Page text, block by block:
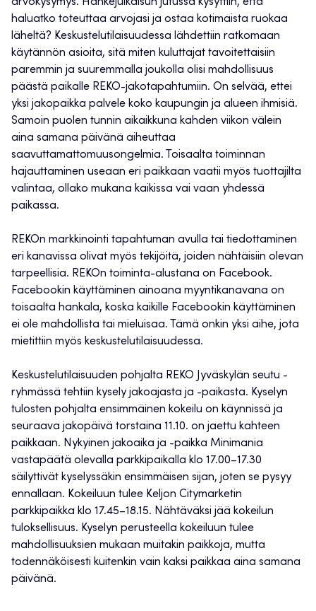
arvokysymys. Hankejulkaisun jutussa kysyttiin, että
haluatko toteuttaa arvojasi ja ostaa kotimaista ruokaa
läheltä? Keskustelutilaisuudessa lähdettiin ratkomaan
käytännön asioita, sitä miten kuluttajat tavoitettaisiin
paremmin ja suuremmalla joukolla olisi mahdollisuus
päästä paikalle REKO-jakotapahtumiin. On selvää, ettei
yksi jakopaikka palvele koko kaupungin ja alueen ihmisiä.
Samoin puolen tunnin aikaikkuna kahden viikon välein
aina samana päivänä aiheuttaa
saavuttamattomuusongelmia. Toisaalta toiminnan
hajauttaminen useaan eri paikkaan vaatii myös tuottajilta
valintaa, ollako mukana kaikissa vai vaan yhdessä
paikassa.
REKOn markkinointi tapahtuman avulla tai tiedottaminen
eri kanavissa olivat myös tekijöitä, joiden nähtäisiin olevan
tarpeellisia. REKOn toiminta-alustana on Facebook.
Facebookin käyttäminen ainoana myyntikanavana on
toisaalta hankala, koska kaikille Facebookin käyttäminen
ei ole mahdollista tai mieluisaa. Tämä onkin yksi aihe, jota
mietittiin myös keskustelutilaisuudessa.
Keskustelutilaisuuden pohjalta REKO Jyväskylän seutu -
ryhmässä tehtiin kysely jakoajasta ja -paikasta. Kyselyn
tulosten pohjalta ensimmäinen kokeilu on käynnissä ja
seuraava jakopäivä torstaina 11.10. on jaettu kahteen
paikkaan. Nykyinen jakoaika ja -paikka Minimania
vastapäätä olevalla parkkipaikalla klo 17.00–17.30
säilyttivät kyselyssäkin ensimmäisen sijan, joten se pysyy
ennallaan. Kokeiluun tulee Keljon Citymarketin
parkkipaikka klo 17.45–18.15. Nähtäväksi jää kokeilun
tuloksellisuus. Kyselyn perusteella kokeiluun tulee
mahdollisuuksien mukaan muitakin paikkoja, mutta
todennäköisesti kuitenkin vain kaksi paikkaa aina samana
päivänä.